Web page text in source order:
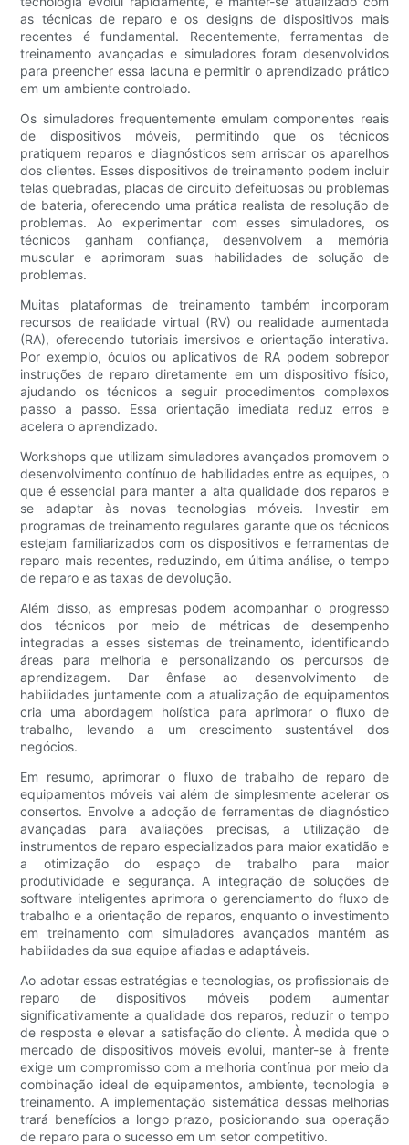
as técnicas de reparo e os designs de dispositivos mais
recentes é fundamental. Recentemente, ferramentas de
treinamento avançadas e simuladores foram desenvolvidos
para preencher essa lacuna e permitir o aprendizado prático
em um ambiente controlado.
Os simuladores frequentemente emulam componentes reais
de dispositivos móveis, permitindo que os técnicos
pratiquem reparos e diagnósticos sem arriscar os aparelhos
dos clientes. Esses dispositivos de treinamento podem incluir
telas quebradas, placas de circuito defeituosas ou problemas
de bateria, oferecendo uma prática realista de resolução de
problemas. Ao experimentar com esses simuladores, os
técnicos ganham confiança, desenvolvem a memória
muscular e aprimoram suas habilidades de solução de
problemas.
Muitas plataformas de treinamento também incorporam
recursos de realidade virtual (RV) ou realidade aumentada
(RA), oferecendo tutoriais imersivos e orientação interativa.
Por exemplo, óculos ou aplicativos de RA podem sobrepor
instruções de reparo diretamente em um dispositivo físico,
ajudando os técnicos a seguir procedimentos complexos
passo a passo. Essa orientação imediata reduz erros e
acelera o aprendizado.
Workshops que utilizam simuladores avançados promovem o
desenvolvimento contínuo de habilidades entre as equipes, o
que é essencial para manter a alta qualidade dos reparos e
se adaptar às novas tecnologias móveis. Investir em
programas de treinamento regulares garante que os técnicos
estejam familiarizados com os dispositivos e ferramentas de
reparo mais recentes, reduzindo, em última análise, o tempo
de reparo e as taxas de devolução.
Além disso, as empresas podem acompanhar o progresso
dos técnicos por meio de métricas de desempenho
integradas a esses sistemas de treinamento, identificando
áreas para melhoria e personalizando os percursos de
aprendizagem. Dar ênfase ao desenvolvimento de
habilidades juntamente com a atualização de equipamentos
cria uma abordagem holística para aprimorar o fluxo de
trabalho, levando a um crescimento sustentável dos
negócios.
Em resumo, aprimorar o fluxo de trabalho de reparo de
equipamentos móveis vai além de simplesmente acelerar os
consertos. Envolve a adoção de ferramentas de diagnóstico
avançadas para avaliações precisas, a utilização de
instrumentos de reparo especializados para maior exatidão e
a otimização do espaço de trabalho para maior
produtividade e segurança. A integração de soluções de
software inteligentes aprimora o gerenciamento do fluxo de
trabalho e a orientação de reparos, enquanto o investimento
em treinamento com simuladores avançados mantém as
habilidades da sua equipe afiadas e adaptáveis.
Ao adotar essas estratégias e tecnologias, os profissionais de
reparo de dispositivos móveis podem aumentar
significativamente a qualidade dos reparos, reduzir o tempo
de resposta e elevar a satisfação do cliente. À medida que o
mercado de dispositivos móveis evolui, manter-se à frente
exige um compromisso com a melhoria contínua por meio da
combinação ideal de equipamentos, ambiente, tecnologia e
treinamento. A implementação sistemática dessas melhorias
trará benefícios a longo prazo, posicionando sua operação
de reparo para o sucesso em um setor competitivo.